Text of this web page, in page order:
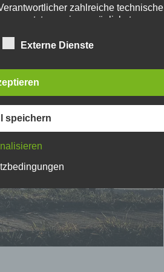
zahlreiche technische
um einen möglichst
Dennoch können
nicht gewährleistet werden kann.
Person frei,
den Begrifflichkeiten, die durch
GVO) verwendet wurden. Unsere
für die Öffentlichkeit als auch für
einfach lesbar und verständlich
wir vorab die verwendeten
Externe Dienste
speichern